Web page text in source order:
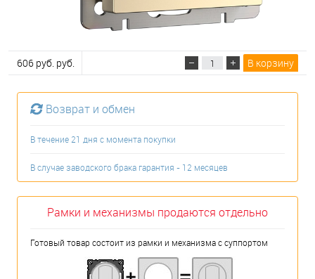
606 руб. руб. В корзину
Возврат и обмен
В течение 21 дня с момента покупки
В случае заводского брака гарантия - 12 месяцев
Рамки и механизмы продаются отдельно
Готовый товар состоит из рамки и механизма с суппортом